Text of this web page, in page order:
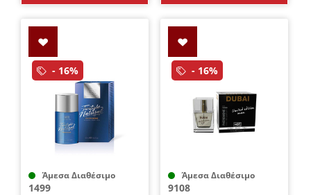
- 16%
Άμεσα Διαθέσιμο
1499
- 16%
Άμεσα Διαθέσιμο
9108